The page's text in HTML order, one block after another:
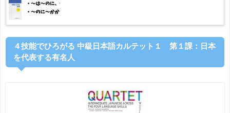
４技能でひろがる 中級日本語カルテット１ 第１課：日本
を代表する有名人